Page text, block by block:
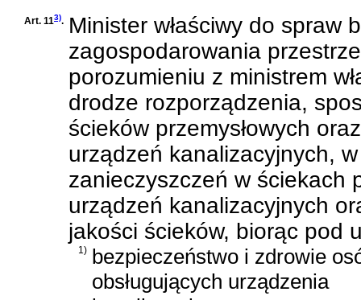
Art. 113). Minister właściwy do spraw
zagospodarowania
porozumieniu z ministrem
drodze rozporządzenia,
ścieków przemysłowych
urządzeń kanalizacyjnych,
zanieczyszczeń w ściekach
urządzeń kanalizacyjnych
jakości ścieków, biorąc pod
1) bezpieczeństwo i zdrowie
obsługujących urządzenia